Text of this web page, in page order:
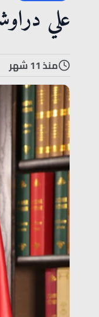
علي
منذ 11 شهر